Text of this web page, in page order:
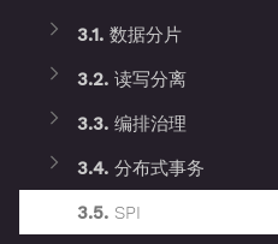
3.1.数据分片
3.2.读写分离
3.3.编排治理
3.4.分布式事务
3.5. SPI